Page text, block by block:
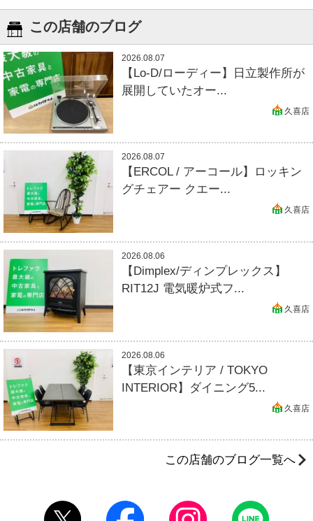
この店舗のブログ
2026.08.07
【Lo-D/ローディー】日立製作所が
展開していたオー...
久喜店
2026.08.07
【ERCOL / アーコール】ロッキン
グチェアー クエー...
久喜店
2026.08.06
【Dimplex/ディンプレックス】
RIT12J 電気暖炉式フ...
久喜店
2026.08.06
【東京インテリア / TOKYO
INTERIOR】ダイニング5...
久喜店
この店舗のブログ一覧へ